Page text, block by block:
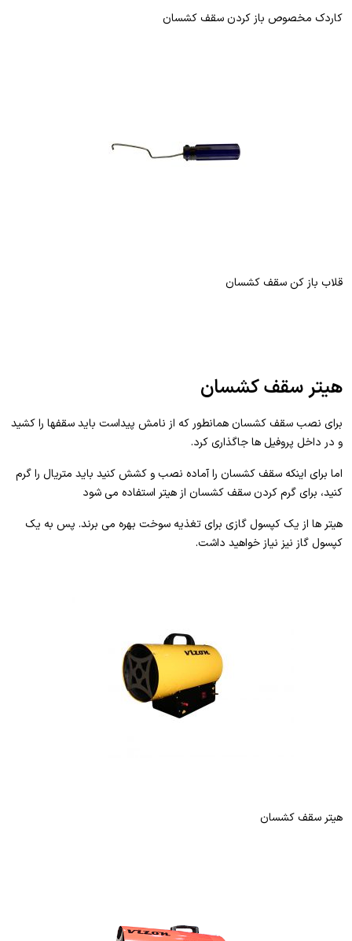
کاردک مخصوص باز کردن سقف کشسان
قلاب باز کن سقف کشسان
هیتر سقف کشسان
برای نصب سقف کشسان همانطور که از نامش پیداست باید سقفها را کشید
و در داخل پروفیل ها جاگذاری کرد.
اما برای اینکه سقف کشسان را آماده نصب و کشش کنید باید متریال را گرم
کنید، برای گرم کردن سقف کشسان از هیتر استفاده می شود
هیتر ها از یک کپسول گازی برای تغذیه سوخت بهره می برند. پس به یک
کپسول گاز نیز نیاز خواهید داشت.
هیتر سقف کشسان